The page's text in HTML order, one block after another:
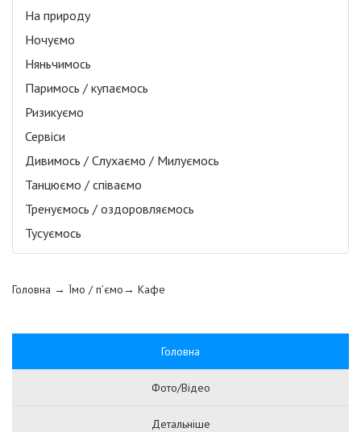
На природу
Ночуємо
Няньчимось
Паримось / купаємось
Ризикуємо
Сервіси
Дивимось / Слухаємо / Милуємось
Танцюємо / співаємо
Тренуємось / оздоровляємось
Тусуємось
Головна → Їмо / п’ємо→ Кафе
Головна
Фото/Відео
Детальніше